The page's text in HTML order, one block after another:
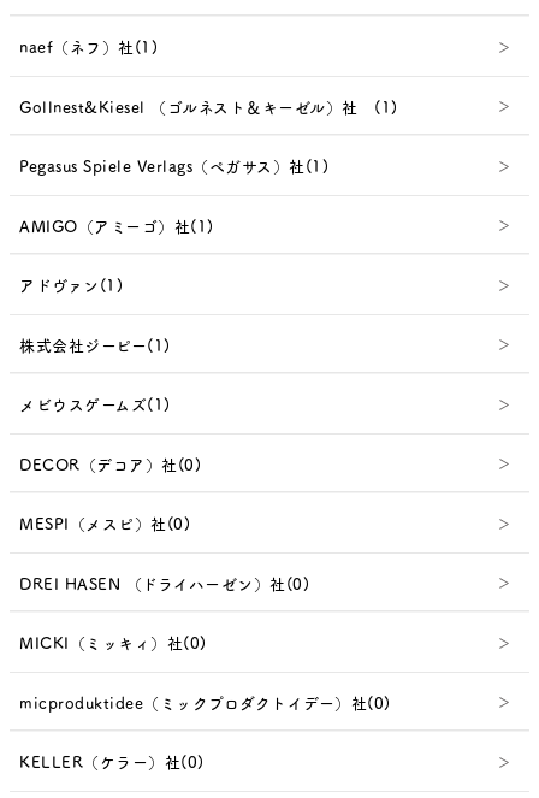
naef（ネフ）社(1)
Gollnest&Kiesel （ゴルネスト＆キーゼル）社 (1)
Pegasus Spiele Verlags（ペガサス）社(1)
AMIGO（アミーゴ）社(1)
アドヴァン(1)
株式会社ジーピー(1)
メビウスゲームズ(1)
DECOR（デコア）社(0)
MESPI（メスピ）社(0)
DREI HASEN （ドライハーゼン）社(0)
MICKI（ミッキィ）社(0)
micproduktidee（ミックプロダクトイデー）社(0)
KELLER（ケラー）社(0)